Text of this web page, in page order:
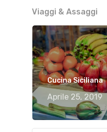
Viaggi & Assaggi
Cucina Siciliana
Aprile 25, 2019